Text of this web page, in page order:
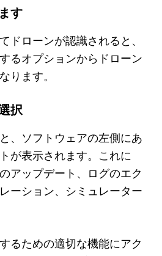
す
ドローンが認識されると、
るオプションからドローン
ります。
択
、ソフトウェアの左側にあ
が表示されます。これに
アップデート、ログのエク
ーション、シミュレーター
るための適切な機能にアク